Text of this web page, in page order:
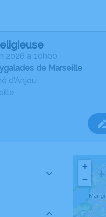
2026 à 10h00
de Marseille
d'Anjou
+
−